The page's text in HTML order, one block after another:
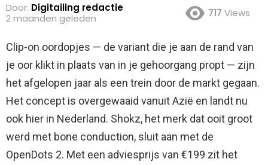
Door: Digitailing redactie
2 maanden geleden
717 Views
Clip-on oordopjes — de variant die je aan de rand van
je oor klikt in plaats van in je gehoorgang propt — zijn
het afgelopen jaar als een trein door de markt gegaan.
Het concept is overgewaaid vanuit Azië en landt nu
ook hier in Nederland. Shokz, het merk dat ooit groot
werd met bone conduction, sluit aan met de
OpenDots 2. Met een adviesprijs van €199 zit het